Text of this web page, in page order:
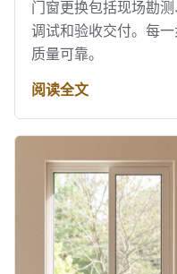
门窗更换包括现场勘
调试和验收交付。每一
质量可靠。
阅读全文